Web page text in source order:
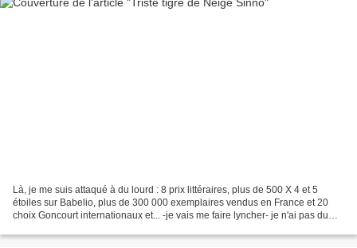
Là, je me suis attaqué à du lourd : 8 prix littéraires, plus de 500 X 4 et 5
étoiles sur Babelio, plus de 300 000 exemplaires vendus en France et 20
choix Goncourt internationaux et... -je vais me faire lyncher- je n'ai pas du